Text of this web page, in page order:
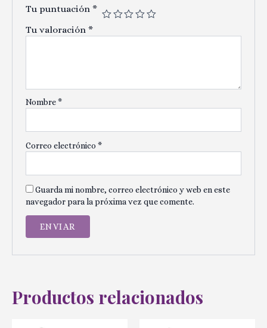
Tu puntuación *
Tu valoración *
Nombre*
Correo electrónico *
Guarda mi nombre, correo electrónico y web en este
navegador para la próxima vez que comente.
Productos relacionados